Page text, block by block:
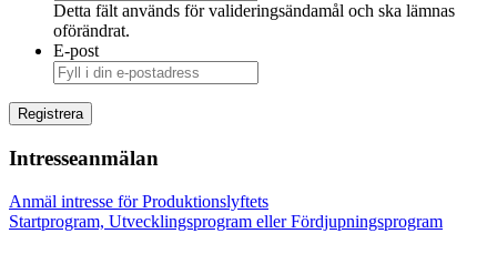
Detta fält används för valideringsändamål och ska lämnas
oförändrat.
E-post
Intresseanmälan
Anmäl intresse för Produktionslyftets
Startprogram, Utvecklingsprogram eller Fördjupningsprogram